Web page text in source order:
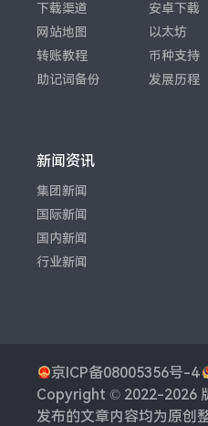
下载渠道
网站地图
转账教程
助记词备份
安卓下载
以太坊
币种支持
发展历程
新闻资讯
集团新闻
国际新闻
国内新闻
行业新闻
京ICP备08005356号-4
Copyright © 2022-2026
发布的文章内容均为原创